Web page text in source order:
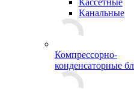
Кассетные
Канальные
Компрессорно-
конденсаторные